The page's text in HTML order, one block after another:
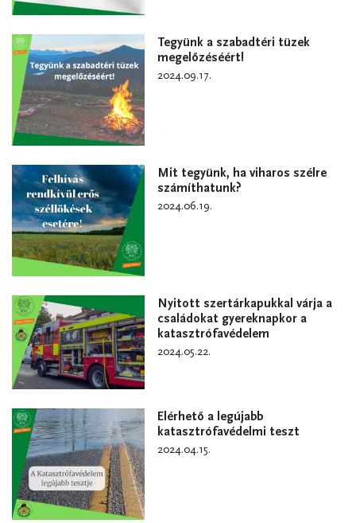
Tegyünk a szabadtéri tüzek
megelőzéséért!
2024.09.17.
Mit tegyünk, ha viharos szélre
számíthatunk?
2024.06.19.
Nyitott szertárkapukkal várja a
családokat gyereknapkor a
katasztrófavédelem
2024.05.22.
Elérhető a legújabb
katasztrófavédelmi teszt
2024.04.15.